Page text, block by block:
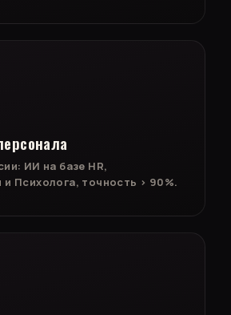
ИИ на базе HR,
и Психолога, точность > 90%.